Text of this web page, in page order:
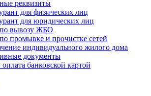
реквизиты
для физических лиц
для юридических лиц
вывозу ЖБО
промывке и прочистке сетей
индивидуального жилого дома
документы
банковской картой